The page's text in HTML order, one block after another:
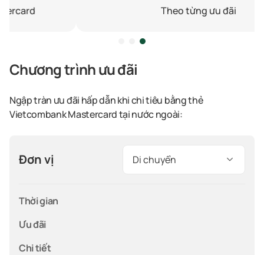
Theo từng ưu đãi
Chương trình ưu đãi
Ngập tràn ưu đãi hấp dẫn khi chi tiêu bằng thẻ
VietcombankMastercard tại nước ngoài:
Đơn vị Di chuyển
Thời gian
Ưu đãi
Chi tiết